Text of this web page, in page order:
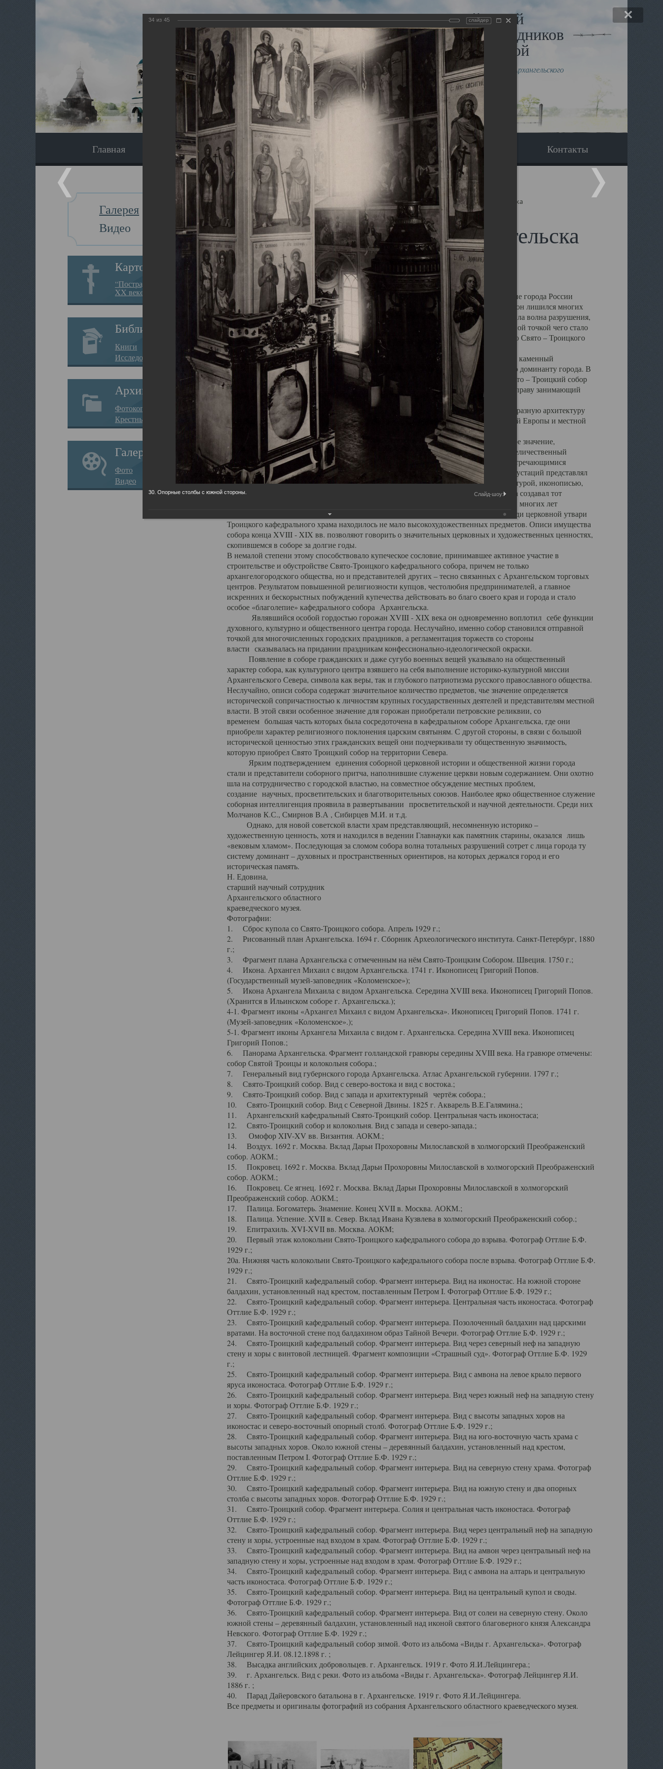
Виртуальный музей
Новомучеников и исповедников
Земли Архангельской
Сайт создан по благословлению митрополита Архангельского
и Холмогорского Даниила
Главная Экскурсия Наследники Вопрос-ответ Контакты
Галерея
Видео
Картотека
“Пострадавшие за веру в
XX веке на Севере”
Библиотека
Книги
Исследования
Архив
Фотокопии дел
Крестные ходы
Галерея
Фото
Видео
Галерея Храмы-мученики Архангельска Свято-Троицкий собор Архангельска
Свято-Троицкий собор Архангельска
Свято-Троицкий собор Архангельска
23.12.2015
Сегодня мы можем говорить, что Архангельск в большей мере, чем другие губернские города России
пострадал от целенаправленных систематических разрушений, в результате которых он лишился многих
выдающихся памятников архитектуры. Больше всего по старому Архангельску ударила волна разрушения,
вызванная борьбой с религией, набравшая особую силу в конце 20 –х годов. Отправной точкой чего стало
разрушение православного центра архангельской губернии - ансамбля кафедрального Свято – Троицкого
собора Архангельска.
Возникнув в начале XVIII века в центре Архангельска, величественный каменный
двухэтажный Троицкий собор, сразу превратился в зрительную и градостроительную доминанту города. В
XVIII веке по масштабам ему не было равных на Севере. Вплоть до разрушения Свято – Троицкий собор
оставался самым высоким и значительным из городских строений Архангельска, по праву занимающий
второе место, после гостиных дворов, в градостроительной картине Архангельска.
Один из самых больших и светлых соборов России воплотил в себе яркую и своеобразную архитектуру
портового города с отраженными в ней архитектурными течениями России, Западной Европы и местной
архангелогородской школы церковного зодчества.
Масштабность, благолепие и богатство собора, вполне оправдывали его кафедральное значение,
заслуженно выделяя из многочисленных культовых построек города. Обширный и величественный
иконостас украшенный колоннами ионического стиля, с единственными нигде не встречающимися
царскими вратами, изящным фронтоном и множеством резных, символических инкрустаций представлял
собой поистине художественную ценность. В совокупности же с живописью, скульптурой, иконописью,
шитьем, многочисленными предметами церковной утвари интерьер Троицкого храма создавал тот
неповторимый красочный ансамбль декоративного убранства собора, на протяжении многих лет
поражающий воображение своих посетителей. В соборной ризнице, библиотеке, среди церковной утвари
Троицкого кафедрального храма находилось не мало высокохудожественных предметов. Описи имущества
собора конца XVIII - XIX вв. позволяют говорить о значительных церковных и художественных ценностях,
скопившемся в соборе за долгие годы.
В немалой степени этому способствовало купеческое сословие, принимавшее активное участие в
строительстве и обустройстве Свято-Троицкого кафедрального собора, причем не только
архангелогородского общества, но и представителей других – тесно связанных с Архангельском торговых
центров. Результатом повышенной религиозности купцов, честолюбия предпринимателей, а главное
искренних и бескорыстных побуждений купечества действовать во благо своего края и города и стало
особое «благолепие» кафедрального собора Архангельска.
Являвшийся особой гордостью горожан XVIII - XIX века он одновременно воплотил себе функции
духовного, культурно и общественного центра города. Неслучайно, именно собор становился отправной
точкой для многочисленных городских праздников, а регламентация торжеств со стороны
власти сказывалась на придании праздникам конфессионально-идеологической окраски.
Появление в соборе гражданских и даже сугубо военных вещей указывало на общественный
характер собора, как культурного центра взявшего на себя выполнение историко-культурной миссии
Архангельского Севера, символа как веры, так и глубокого патриотизма русского православного общества.
Неслучайно, описи собора содержат значительное количество предметов, чье значение определяется
исторической сопричастностью к личностям крупных государственных деятелей и представителям местной
власти. В этой связи особенное значение для горожан приобретали петровские реликвии, со
временем большая часть которых была сосредоточена в кафедральном соборе Архангельска, где они
приобрели характер религиозного поклонения царским святыням. С другой стороны, в связи с большой
исторической ценностью этих гражданских вещей они подчеркивали ту общественную значимость,
которую приобрел Свято Троицкий собор на территории Севера.
Ярким подтверждением единения соборной церковной истории и общественной жизни города
стали и представители соборного притча, наполнившие служение церкви новым содержанием. Они охотно
шла на сотрудничество с городской властью, на совместное обсуждение местных проблем,
создание научных, просветительских и благотворительных союзов. Наиболее ярко общественное служение
соборная интеллигенция проявила в развертывании просветительской и научной деятельности. Среди них
Молчанов К.С., Смирнов В.А , Сибирцев М.И. и т.д.
Однако, для новой советской власти храм представляющий, несомненную историко –
художественную ценность, хотя и находился в ведении Главнауки как памятник старины, оказался лишь
«вековым хламом». Последующая за сломом собора волна тотальных разрушений сотрет с лица города ту
систему доминант – духовных и пространственных ориентиров, на которых держался город и его
историческая память.
Н. Едовина,
старший научный сотрудник
Архангельского областного
краеведческого музея.
Фотографии:
1. Сброс купола со Свято-Троицкого собора. Апрель 1929 г.;
2. Рисованный план Архангельска. 1694 г. Сборник Археологического института. Санкт-Петербург, 1880
г.;
3. Фрагмент плана Архангельска с отмеченным на нём Свято-Троицким Собором. Швеция. 1750 г.;
4. Икона. Архангел Михаил с видом Архангельска. 1741 г. Иконописец Григорий Попов.
(Государственный музей-заповедник «Коломенское»);
5. Икона Архангела Михаила с видом Архангельска. Середина XVIII века. Иконописец Григорий Попов.
(Хранится в Ильинском соборе г. Архангельска.);
4-1. Фрагмент иконы «Архангел Михаил с видом Архангельска». Иконописец Григорий Попов. 1741 г.
(Музей-заповедник «Коломенское».);
5-1. Фрагмент иконы Архангела Михаила с видом г. Архангельска. Середина XVIII века. Иконописец
Григорий Попов.;
6. Панорама Архангельска. Фрагмент голландской гравюры середины XVIII века. На гравюре отмечены:
собор Святой Троицы и колокольня собора.;
7. Генеральный вид губернского города Архангельска. Атлас Архангельской губернии. 1797 г.;
8. Свято-Троицкий собор. Вид с северо-востока и вид с востока.;
9. Свято-Троицкий собор. Вид с запада и архитектурный чертёж собора.;
10. Свято-Троицкий собор. Вид с Северной Двины. 1825 г. Акварель В.Е.Галямина.;
11. Архангельский кафедральный Свято-Троицкий собор. Центральная часть иконостаса;
12. Свято-Троицкий собор и колокольня. Вид с запада и северо-запада.;
13. Омофор XIV-XV вв. Византия. АОКМ.;
14. Воздух. 1692 г. Москва. Вклад Дарьи Прохоровны Милославской в холмогорский Преображенский
собор. АОКМ.;
15. Покровец. 1692 г. Москва. Вклад Дарьи Прохоровны Милославской в холмогорский Преображенский
собор. АОКМ.;
16. Покровец. Се ягнец. 1692 г. Москва. Вклад Дарьи Прохоровны Милославской в холмогорский
Преображенский собор. АОКМ.;
17. Палица. Богоматерь. Знамение. Конец XVII в. Москва. АОКМ.;
18. Палица. Успение. XVII в. Север. Вклад Ивана Кузвлева в холмогорский Преображенский собор.;
19. Епитрахиль. XVI-XVII вв. Москва. АОКМ;
20. Первый этаж колокольни Свято-Троицкого кафедрального собора до взрыва. Фотограф Оттлие Б.Ф.
1929 г.;
20а. Нижняя часть колокольни Свято-Троицкого кафедрального собора после взрыва. Фотограф Оттлие Б.Ф.
1929 г.;
21. Свято-Троицкий кафедральный собор. Фрагмент интерьера. Вид на иконостас. На южной стороне
балдахин, установленный над крестом, поставленным Петром I. Фотограф Оттлие Б.Ф. 1929 г.;
22. Свято-Троицкий кафедральный собор. Фрагмент интерьера. Центральная часть иконостаса. Фотограф
Оттлие Б.Ф. 1929 г.;
23. Свято-Троицкий кафедральный собор. Фрагмент интерьера. Позолоченный балдахин над царскими
вратами. На восточной стене под балдахином образ Тайной Вечери. Фотограф Оттлие Б.Ф. 1929 г.;
24. Свято-Троицкий кафедральный собор. Фрагмент интерьера. Вид через северный неф на западную
стену и хоры с винтовой лестницей. Фрагмент композиции «Страшный суд». Фотограф Оттлие Б.Ф. 1929
г.;
25. Свято-Троицкий кафедральный собор. Фрагмент интерьера. Вид с амвона на левое крыло первого
яруса иконостаса. Фотограф Оттлие Б.Ф. 1929 г.;
26. Свято-Троицкий кафедральный собор. Фрагмент интерьера. Вид через южный неф на западную стену
и хоры. Фотограф Оттлие Б.Ф. 1929 г.;
27. Свято-Троицкий кафедральный собор. Фрагмент интерьера. Вид с высоты западных хоров на
иконостас и северо-восточный опорный столб. Фотограф Оттлие Б.Ф. 1929 г.;
28. Свято-Троицкий кафедральный собор. Фрагмент интерьера. Вид на юго-восточную часть храма с
высоты западных хоров. Около южной стены – деревянный балдахин, установленный над крестом,
поставленным Петром I. Фотограф Оттлие Б.Ф. 1929 г.;
29. Свято-Троицкий кафедральный собор. Фрагмент интерьера. Вид на северную стену храма. Фотограф
Оттлие Б.Ф. 1929 г.;
30. Свято-Троицкий кафедральный собор. Фрагмент интерьера. Вид на южную стену и два опорных
столба с высоты западных хоров. Фотограф Оттлие Б.Ф. 1929 г.;
31. Свято-Троицкий собор. Фрагмент интерьера. Солия и центральная часть иконостаса. Фотограф
Оттлие Б.Ф. 1929 г.;
32. Свято-Троицкий кафедральный собор. Фрагмент интерьера. Вид через центральный неф на западную
стену и хоры, устроенные над входом в храм. Фотограф Оттлие Б.Ф. 1929 г.;
33. Свято-Троицкий кафедральный собор. Фрагмент интерьера. Вид на амвон через центральный неф на
западную стену и хоры, устроенные над входом в храм. Фотограф Оттлие Б.Ф. 1929 г.;
34. Свято-Троицкий кафедральный собор. Фрагмент интерьера. Вид с амвона на алтарь и центральную
часть иконостаса. Фотограф Оттлие Б.Ф. 1929 г.;
35. Свято-Троицкий кафедральный собор. Фрагмент интерьера. Вид на центральный купол и своды.
Фотограф Оттлие Б.Ф. 1929 г.;
36. Свято-Троицкий кафедральный собор. Фрагмент интерьера. Вид от солеи на северную стену. Около
южной стены – деревянный балдахин, установленный над иконой святого благоверного князя Александра
Невского. Фотограф Оттлие Б.Ф. 1929 г.;
37. Свято-Троицкий кафедральный собор зимой. Фото из альбома «Виды г. Архангельска». Фотограф
Лейцингер Я.И. 08.12.1898 г. ;
38. Высадка английских добровольцев. г. Архангельск. 1919 г. Фото Я.И.Лейцингера.;
39. г. Архангельск. Вид с реки. Фото из альбома «Виды г. Архангельска». Фотограф Лейцингер Я.И.
1886 г. ;
40. Парад Дайеровского батальона в г. Архангельске. 1919 г. Фото Я.И.Лейцингера.
Все предметы и оригиналы фотографий из собрания Архангельского областного краеведческого музея.
34 из 45 слайдер
30. Опорные столбы с южной стороны. Слайд-шоу: